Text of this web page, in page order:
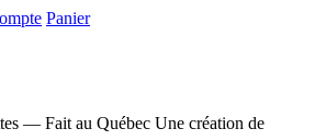
Panier
— Fait au Québec Une création de